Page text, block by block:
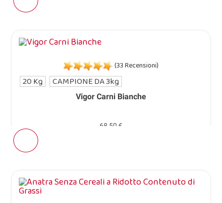
Vigor Carni Bianche
(33 Recensioni)
68,50 €
20 Kg CAMPIONE DA 3kg